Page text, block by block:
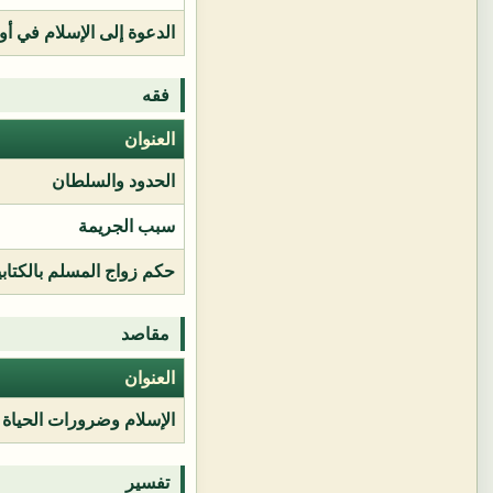
الدعوة إلى الإسلام في
فقه
العنوان
الحدود والسلطان
سبب الجريمة
حكم زواج المسلم
مقاصد
العنوان
الإسلام وضرورات الحياة
تفسير